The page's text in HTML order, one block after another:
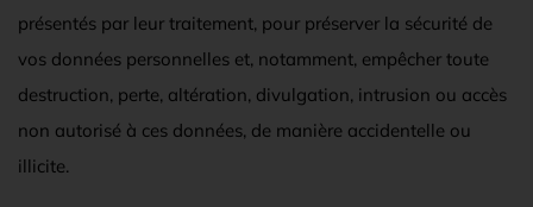
présentés par leur traitement, pour préserver la sécurité de
vos données personnelles et, notamment, empêcher toute
destruction, perte, altération, divulgation, intrusion ou accès
non autorisé à ces données, de manière accidentelle ou
illicite.